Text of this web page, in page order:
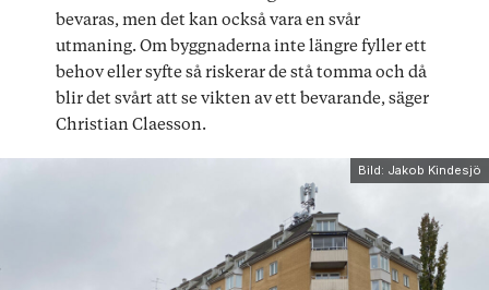
bevaras, men det kan också vara en svår
utmaning. Om byggnaderna inte längre fyller ett
behov eller syfte så riskerar de stå tomma och då
blir det svårt att se vikten av ett bevarande, säger
Christian Claesson.
Bild: Jakob Kindesjö